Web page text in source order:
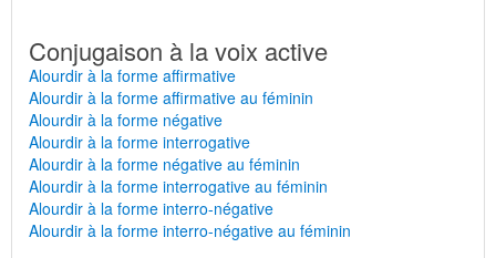
Conjugaison à la voix active
Alourdir à la forme affirmative
Alourdir à la forme affirmative au féminin
Alourdir à la forme négative
Alourdir à la forme interrogative
Alourdir à la forme négative au féminin
Alourdir à la forme interrogative au féminin
Alourdir à la forme interro-négative
Alourdir à la forme interro-négative au féminin